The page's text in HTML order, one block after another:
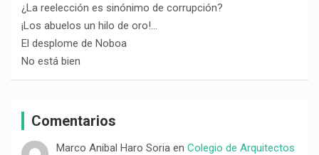
¿La reelección es sinónimo de corrupción?
¡Los abuelos un hilo de oro!…
El desplome de Noboa
No está bien
Comentarios
Marco Anibal Haro Soriaen Colegio de Arquitectos